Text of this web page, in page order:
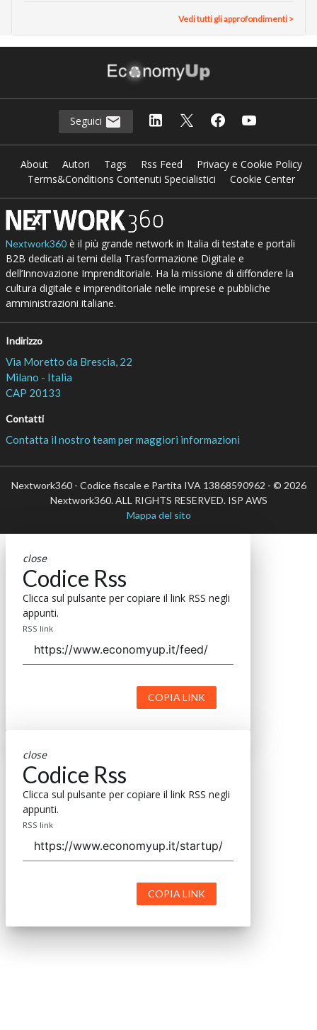
Vedi tutti gli approfondimenti >
Seguici
About Autori Tags Rss Feed
Privacy e Cookie Policy
Terms&Conditions Contenuti Specialistici
Cookie Center
Nextwork360è il più grande network in Italia di testate e portali
B2B dedicati ai temi della Trasformazione Digitale e
dell’Innovazione Imprenditoriale. Ha la missione di diffondere la
cultura digitale e imprenditoriale nelle imprese e pubbliche
amministrazioni italiane.
Indirizzo
Via Moretto da Brescia, 22
Milano - Italia
CAP 20133
Contatti
Contatta il nostro team per maggiori informazioni
Nextwork360 - Codice fiscale e Partita IVA 13868590962 - © 2026
Nextwork360. ALL RIGHTS RESERVED. ISP AWS
Mappa del sito
close
Codice Rss
Clicca sul pulsante per copiare il link RSS negli
appunti.
RSS link
COPIA LINK
close
Codice Rss
Clicca sul pulsante per copiare il link RSS negli
appunti.
RSS link
COPIA LINK